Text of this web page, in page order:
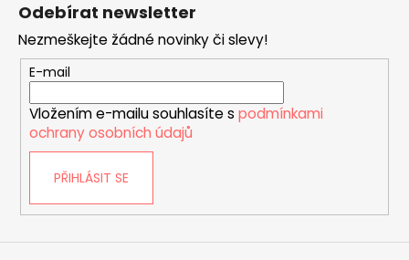
Odebírat newsletter
Nezmeškejte žádné novinky či slevy!
E-mail
Vložením e-mailu souhlasíte s podmínkami
ochrany osobních údajů
PŘIHLÁSIT SE